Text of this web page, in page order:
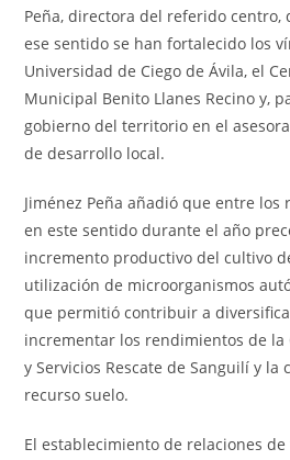
Peña, directora del referido centro,
ese sentido se han fortalecido los
Universidad de Ciego de Ávila, el
Municipal Benito Llanes Recino y,
gobierno del territorio en el
de desarrollo local.
Jiménez Peña añadió que entre los
en este sentido durante el año
incremento productivo del cultivo
utilización de microorganismos
que permitió contribuir a
incrementar los rendimientos de la
y Servicios Rescate de Sanguilí y la
recurso suelo.
El establecimiento de relaciones